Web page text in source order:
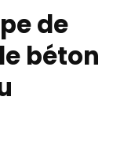
de
béton